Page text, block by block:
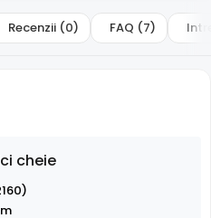
Recenzii (0) FAQ (7)
cheie